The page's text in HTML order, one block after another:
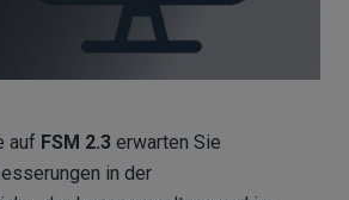
auf FSM 2.3 erwarten Sie
in der